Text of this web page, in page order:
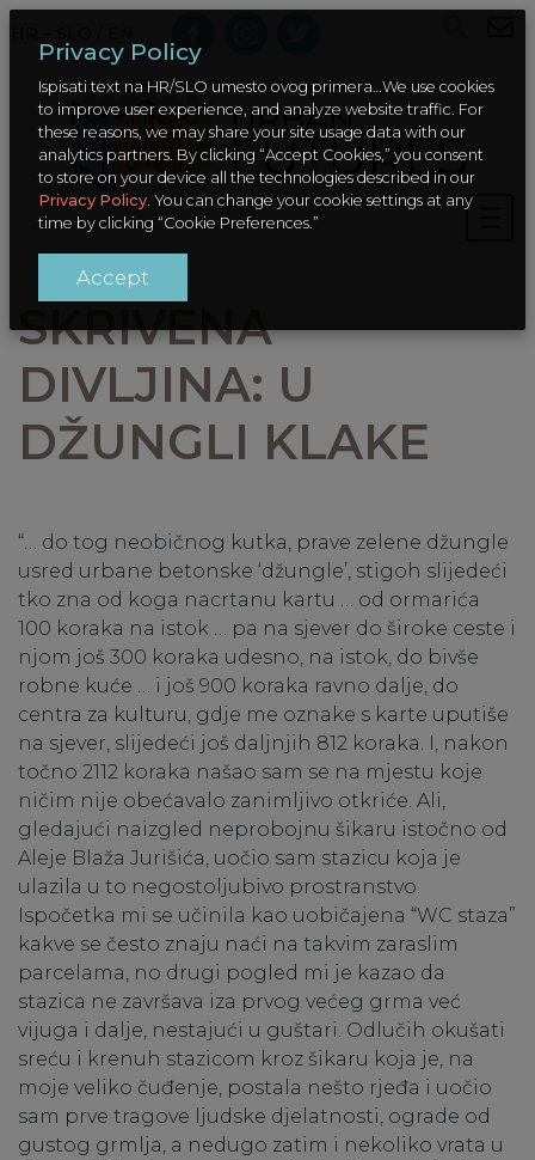
SKRIVENA
DIVLJINA: U
DŽUNGLI KLAKE
“… do tog neobičnog kutka, prave zelene džungle
usred urbane betonske ‘džungle’, stigoh slijedeći
tko zna od koga nacrtanu kartu … od ormarića
100 koraka na istok … pa na sjever do široke ceste i
njom još 300 koraka udesno, na istok, do bivše
robne kuće … i još 900 koraka ravno dalje, do
centra za kulturu, gdje me oznake s karte uputiše
na sjever, slijedeći još daljnjih 812 koraka. I, nakon
točno 2112 koraka našao sam se na mjestu koje
ničim nije obećavalo zanimljivo otkriće. Ali,
gledajući naizgled neprobojnu šikaru istočno od
Aleje Blaža Jurišića, uočio sam stazicu koja je
ulazila u to negostoljubivo prostranstvo.
Ispočetka mi se učinila kao uobičajena “WC staza”
kakve se često znaju naći na takvim zaraslim
parcelama, no drugi pogled mi je kazao da
stazica ne završava iza prvog većeg grma već
vijuga i dalje, nestajući u guštari. Odlučih okušati
sreću i krenuh stazicom kroz šikaru koja je, na
moje veliko čuđenje, postala nešto rjeđa i uočio
sam prve tragove ljudske djelatnosti, ograde od
gustog grmlja, a nedugo zatim i nekoliko vrata u
Privacy Policy
Ispisati text na HR/SLO umesto ovog primera…We use cookies
to improve user experience, and analyze website traffic. For
these reasons, we may share your site usage data with our
analytics partners. By clicking “Accept Cookies,” you consent
to store on your device all the technologies described in our
Privacy Policy. You can change your cookie settings at any
time by clicking “Cookie Preferences.”
Accept